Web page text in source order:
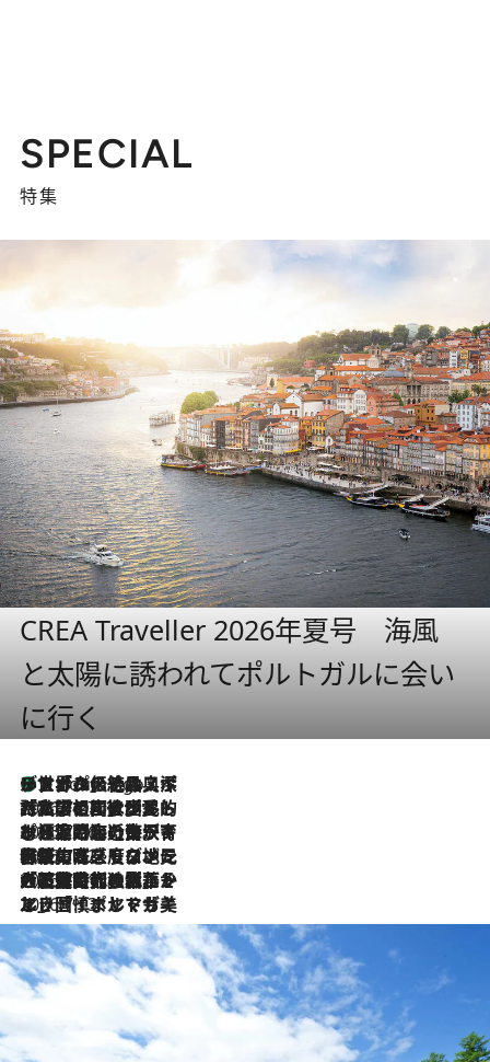
SPECIAL
特集
CREA Traveller 2026年夏号 海風
と太陽に誘われてポルトガルに会い
に行く
4 Hours Ago
リスボンの絶品スイーツ「パステル・デ・ナタ」とは？ポルトガル伝統の奥深い世界へ
2026.7.27
「私の祖国はポルトガル語です」国民的詩人フェルナンド・ペソアと、彼が愛した文学の街を歩く
2026.7.26
ポルトガル近海が育む極上の海の幸。キリリと冷えた白ワインと愉しむ、シーフード専門店の贅沢
2026.7.22
伝統の味をモダンに昇華。高感度な地元客が集う、リスボンの最旬ガストロノミー
2026.7.21
大航海時代の栄華から、震災、独裁、そして革命へ。ポルトガル・首都リスボンの石畳に刻まれた「歴史の光と影」
2026.7.13
エッセイ・ヤマザキマリ「慎ましくも美しき国 ポルトガル」